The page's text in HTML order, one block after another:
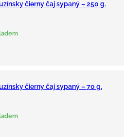
čierny čaj sypaný – 250 g.
čierny čaj sypaný – 70 g.